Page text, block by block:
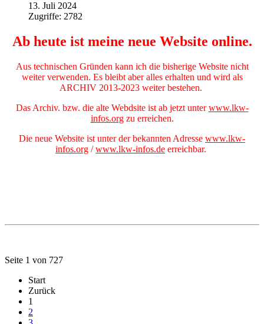
13. Juli 2024
Zugriffe: 2782
Ab heute ist meine neue Website online.
Aus technischen Gründen kann ich die bisherige Website nicht
weiter verwenden. Es bleibt aber alles erhalten und wird als
ARCHIV 2013-2023 weiter bestehen.
Das Archiv. bzw. die alte Webdsite ist ab jetzt unterwww.lkw-
infos.orgzu erreichen.
Die neue Website ist unter der bekannten Adresse www.lkw-
infos.org /www.lkw-infos.de erreichbar.
Seite 1 von 727
Start
Zurück
1
2